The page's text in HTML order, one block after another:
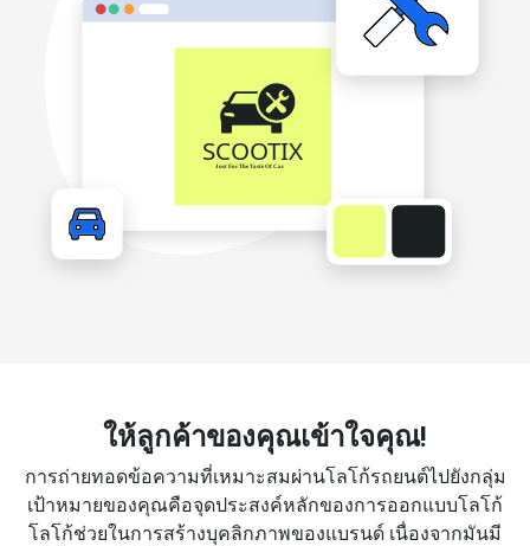
ให้ลูกค้าของคุณเข้าใจคุณ!
การถ่ายทอดข้อความที่เหมาะสมผ่านโลโก้รถยนต์ไปยังกลุ่ม
เป้าหมายของคุณคือจุดประสงค์หลักของการออกแบบโลโก้
โลโก้ช่วยในการสร้างบุคลิกภาพของแบรนด์ เนื่องจากมันมี